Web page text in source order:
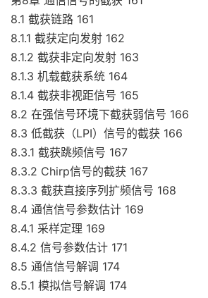
8.1 截获链路 161
8.1.1 截获定向发射 162
8.1.2 截获非定向发射 163
8.1.3 机载截获系统 164
8.1.4 截获非视距信号 165
8.2 在强信号环境下截获弱信号 166
8.3 低截获（LPI）信号的截获 166
8.3.1 截获跳频信号 167
8.3.2 Chirp信号的截获 167
8.3.3 截获直接序列扩频信号 168
8.4 通信信号参数估计 169
8.4.1 采样定理 169
8.4.2 信号参数估计 171
8.5 通信信号解调 174
8.5.1 模拟信号解调 174